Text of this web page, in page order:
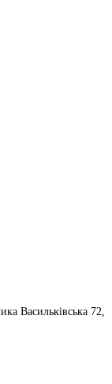
Васильківська 72,